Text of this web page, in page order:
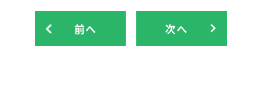
前へ 次へ